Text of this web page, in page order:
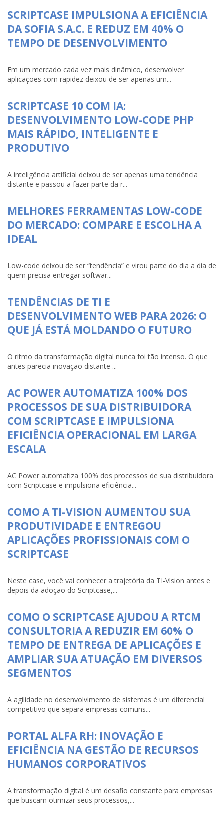
SCRIPTCASE IMPULSIONA A EFICIÊNCIA
DA SOFIA S.A.C. E REDUZ EM 40% O
TEMPO DE DESENVOLVIMENTO
Em um mercado cada vez mais dinâmico, desenvolver
aplicações com rapidez deixou de ser apenas um...
SCRIPTCASE 10 COM IA:
DESENVOLVIMENTO LOW-CODE PHP
MAIS RÁPIDO, INTELIGENTE E
PRODUTIVO
A inteligência artificial deixou de ser apenas uma tendência
distante e passou a fazer parte da r...
MELHORES FERRAMENTAS LOW-CODE
DO MERCADO: COMPARE E ESCOLHA A
IDEAL
Low-code deixou de ser “tendência” e virou parte do dia a dia de
quem precisa entregar softwar...
TENDÊNCIAS DE TI E
DESENVOLVIMENTO WEB PARA 2026: O
QUE JÁ ESTÁ MOLDANDO O FUTURO
O ritmo da transformação digital nunca foi tão intenso. O que
antes parecia inovação distante ...
AC POWER AUTOMATIZA 100% DOS
PROCESSOS DE SUA DISTRIBUIDORA
COM SCRIPTCASE E IMPULSIONA
EFICIÊNCIA OPERACIONAL EM LARGA
ESCALA
AC Power automatiza 100% dos processos de sua distribuidora
com Scriptcase e impulsiona eficiência...
COMO A TI-VISION AUMENTOU SUA
PRODUTIVIDADE E ENTREGOU
APLICAÇÕES PROFISSIONAIS COM O
SCRIPTCASE
Neste case, você vai conhecer a trajetória da TI-Vision antes e
depois da adoção do Scriptcase,...
COMO O SCRIPTCASE AJUDOU A RTCM
CONSULTORIA A REDUZIR EM 60% O
TEMPO DE ENTREGA DE APLICAÇÕES E
AMPLIAR SUA ATUAÇÃO EM DIVERSOS
SEGMENTOS
A agilidade no desenvolvimento de sistemas é um diferencial
competitivo que separa empresas comuns...
PORTAL ALFA RH: INOVAÇÃO E
EFICIÊNCIA NA GESTÃO DE RECURSOS
HUMANOS CORPORATIVOS
A transformação digital é um desafio constante para empresas
que buscam otimizar seus processos,...